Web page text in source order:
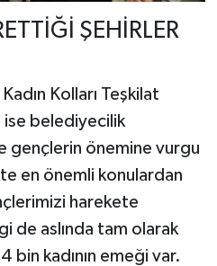
ŞEHİRLER
Kolları Teşkilat
ise belediyecilik
gençlerin önemine vurgu
en önemli konulardan
harekete
de aslında tam olarak
bin kadının emeği var.